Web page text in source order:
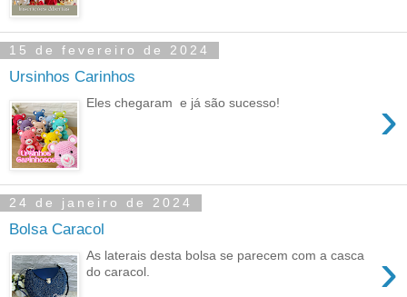
15 de fevereiro de 2024
Ursinhos Carinhos
›
Eles chegaram e já são sucesso!
24 de janeiro de 2024
Bolsa Caracol
›
As laterais desta bolsa se parecem com a casca
do caracol.